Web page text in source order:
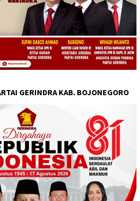
GERINDRA KAB. BOJONEGORO